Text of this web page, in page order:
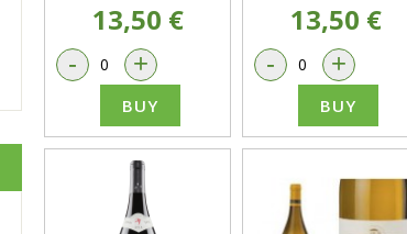
13,50 €
- +
BUY
13,50 €
- +
BUY